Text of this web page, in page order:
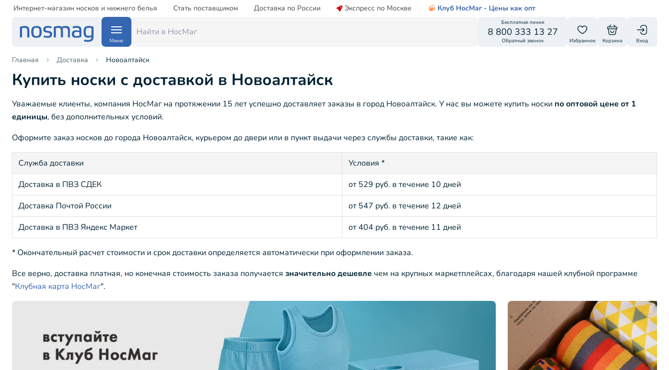
Интернет-магазин носков и нижнего белья Стать поставщиком Доставка по России Экспресс по Москве Клуб НосМаг - Цены как опт
Меню
Бесплатная линия
8 800 333 13 27
Обратный звонок Избранное Корзина Вход
Главная Доставка Новоалтайск
Купить носки с доставкой в Новоалтайск
Уважаемые клиенты, компания НосМаг на протяжении 15 лет успешно доставляет заказы в город Новоалтайск. У нас вы можете купить носки по оптовой цене от 1
единицы, без дополнительных условий.
Оформите заказ носков до города Новоалтайск, курьером до двери или в пункт выдачи через службы доставки, такие как:
Служба доставки
Условия *
Доставка в ПВЗ СДЕК
от 529 руб. в течение 10 дней
Доставка Почтой России
от 547 руб. в течение 12 дней
Доставка в ПВЗ Яндекс Маркет
от 404 руб. в течение 11 дней
* Окончательный расчет стоимости и срок доставки определяется автоматически при оформлении заказа.
Все верно, доставка платная, но конечная стоимость заказа получается значительно дешевле чем на крупных маркетплейсах, благодаря нашей клубной программе
"Клубная карта НосМаг".